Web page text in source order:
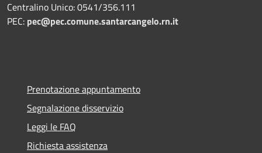
Centralino Unico: 0541/356.111
PEC: pec@pec.comune.santarcangelo.rn.it
Prenotazione appuntamento
Segnalazione disservizio
Leggi le FAQ
Richiesta assistenza